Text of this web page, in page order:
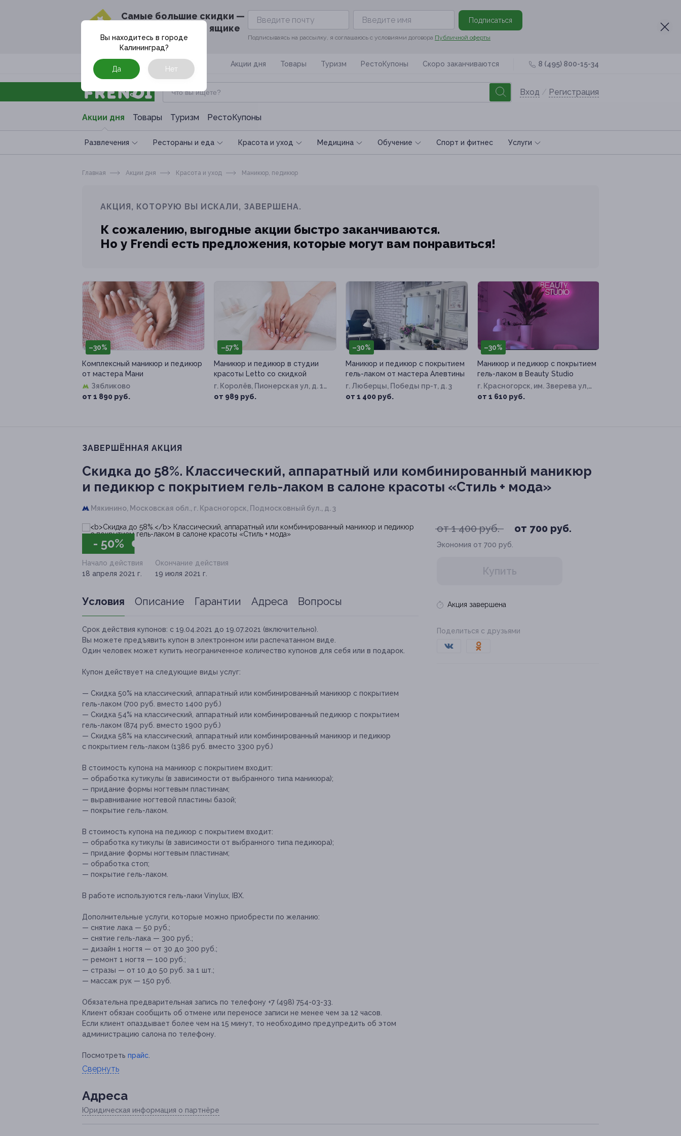
Cамые большие скидки —
в твоём почтовом ящике
Подписаться
Подписываясь на рассылку, я соглашаюсь с условиями договора Публичной оферты
Москва Акции дня Товары Туризм РестоКупоны Скоро заканчиваются 8 (495) 800-15-34
Вход / Регистрация
Акции дня Товары Туризм РестоКупоны
Развлечения Рестораны и еда Красота и уход Медицина Обучение Спoрт и фитнес Услуги
Вы находитесь в городе
Калининград?
Да Нет
Главная Акции дня Красота и уход Маникюр, педикюр
АКЦИЯ, КОТОРУЮ ВЫ ИСКАЛИ, ЗАВЕРШЕНА.
К сожалению, выгодные акции быстро заканчиваются.
Но у Frendi есть предложения, которые могут вам понравиться!
–30%
Комплексный маникюр и педикюр
от мастера Мани
Зябликово
от 1 890 руб.
–57%
Маникюр и педикюр в студии
красоты Letto со скидкой
г. Королёв, Пионерская ул, д. 15,
к. 2
от 989 руб.
–30%
Маникюр и педикюр с покрытием
гель-лаком от мастера Алевтины
г. Люберцы, Победы пр-т, д. 3
от 1 400 руб.
–30%
Маникюр и педикюр с покрытием
гель-лаком в Beauty Studio
г. Красногорск, им. Зверева ул,
д. 4
от 1 610 руб.
ЗАВЕРШЁННАЯ АКЦИЯ
Скидка до 58%. Классический, аппаратный или комбинированный маникюр
и педикюр с покрытием гель-лаком в салоне красоты «Стиль + мода»
Мякинино, Московская обл., г. Красногорск, Подмосковный бул., д. 3
- 50%
от 1 400 руб. от 700 руб.
Экономия от 700 руб.
Купить
Акция завершена
Поделиться с друзьями
Начало действия
18 апреля 2021 г.
Окончание действия
19 июля 2021 г.
Условия Описание Гарантии Адреса Вопросы
Срок действия купонов: с 19.04.2021 до 19.07.2021 (включительно).
Вы можете предъявить купон в электронном или распечатанном виде.
Один человек может купить неограниченное количество купонов для себя или в подарок.
Купон действует на следующие виды услуг:
— Скидка 50% на классический, аппаратный или комбинированный маникюр с покрытием
гель-лаком (700 руб. вместо 1400 руб.)
— Скидка 54% на классический, аппаратный или комбинированный педикюр с покрытием
гель-лаком (874 руб. вместо 1900 руб.)
— Скидка 58% на классический, аппаратный или комбинированный маникюр и педикюр
с покрытием гель-лаком (1386 руб. вместо 3300 руб.)
В стоимость купона на маникюр с покрытием входит:
— обработка кутикулы (в зависимости от выбранного типа маникюра);
— придание формы ногтевым пластинам;
— выравнивание ногтевой пластины базой;
— покрытие гель-лаком.
В стоимость купона на педикюр с покрытием входит:
— обработка кутикулы (в зависимости от выбранного типа педикюра);
— придание формы ногтевым пластинам;
— обработка стоп;
— покрытие гель-лаком.
В работе используются гель-лаки Vinylux, IBX.
Дополнительные услуги, которые можно приобрести по желанию:
— снятие лака — 50 руб.;
— снятие гель-лака — 300 руб.;
— дизайн 1 ногтя — от 30 до 300 руб.;
— ремонт 1 ногтя — 100 руб.;
— стразы — от 10 до 50 руб. за 1 шт.;
— массаж рук — 150 руб.
Обязательна предварительная запись по телефону +7 (498) 754-03-33.
Клиент обязан сообщить об отмене или переносе записи не менее чем за 12 часов.
Если клиент опаздывает более чем на 15 минут, то необходимо предупредить об этом
администрацию салона по телефону.
Посмотреть прайс
Свернуть
Адресa
Юридическая информация о партнёре